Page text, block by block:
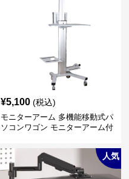
¥5,100 (税込)
モニターアーム 多機能移動式パ
ソコンワゴン モニターアーム付
人気